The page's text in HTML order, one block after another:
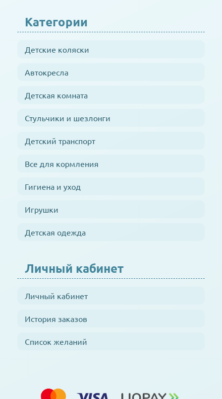
Категории
Детские коляски
Автокресла
Детская комната
Стульчики и шезлонги
Детский транспорт
Все для кормления
Гигиена и уход
Игрушки
Детская одежда
Личный кабинет
Личный кабинет
История заказов
Список желаний